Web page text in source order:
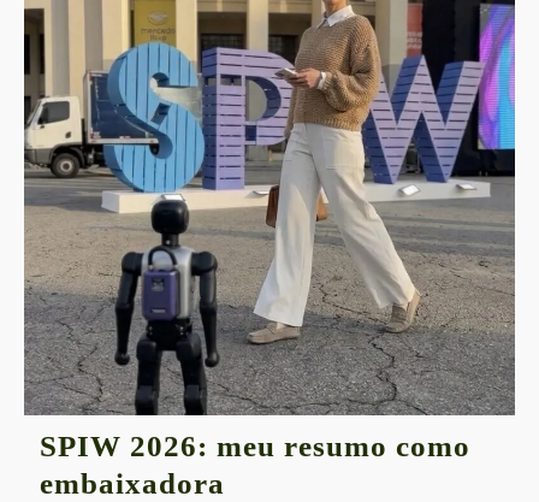
SPIW 2026: meu resumo como
embaixadora